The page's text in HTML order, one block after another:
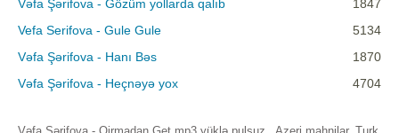
Vəfa Şərifova - Gözüm yollarda qalıb
1847
Vefa Serifova - Gule Gule
5134
Vəfa Şərifova - Hanı Bəs
1870
Vəfa Şərifova - Heçnəyə yox
4704